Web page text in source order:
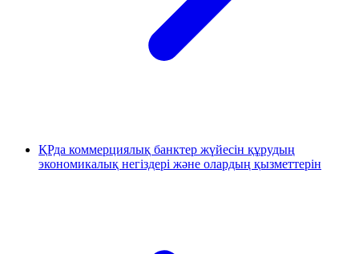
ҚРда коммерциялық банктер жүйесін құрудың
экономикалық негіздері және олардың қызметтерін